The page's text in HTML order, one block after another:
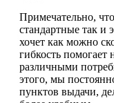
Примечательно,
стандартные так и
хочет как можно
гибкость помогает
различными
этого, мы
пунктов выдачи,